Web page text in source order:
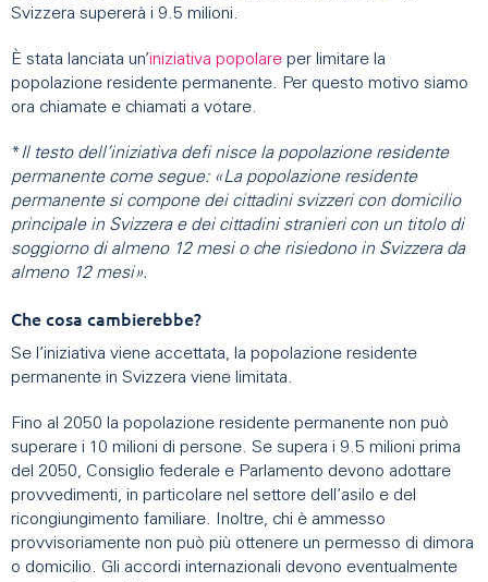
Svizzera supererà i 9.5 milioni.
È stata lanciata un’iniziativa popolare per limitare la
popolazione residente permanente. Per questo motivo siamo
ora chiamate e chiamati a votare.
*Il testo dell’iniziativa defi nisce la popolazione residente
permanente come segue: «La popolazione residente
permanente si compone dei cittadini svizzeri con domicilio
principale in Svizzera e dei cittadini stranieri con un titolo di
soggiorno di almeno 12 mesi o che risiedono in Svizzera da
almeno 12 mesi».
Che cosa cambierebbe?
Se l’iniziativa viene accettata, la popolazione residente
permanente in Svizzera viene limitata.
Fino al 2050 la popolazione residente permanente non può
superare i 10 milioni di persone. Se supera i 9.5 milioni prima
del 2050, Consiglio federale e Parlamento devono adottare
provvedimenti, in particolare nel settore dell’asilo e del
ricongiungimento familiare. Inoltre, chi è ammesso
provvisoriamente non può più ottenere un permesso di dimora
o domicilio. Gli accordi internazionali devono eventualmente